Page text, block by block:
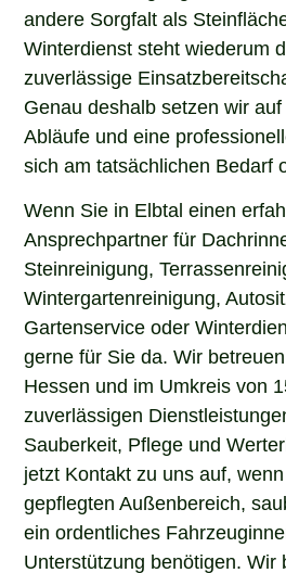
andere Sorgfalt als
Winterdienst steht wiederum
zuverlässige
Genau deshalb setzen wir
Abläufe und eine
sich am tatsächlichen Bedarf
Wenn Sie in Elbtal einen
Ansprechpartner für
Steinreinigung,
Wintergartenreinigung,
Gartenservice oder
gerne für Sie da. Wir
Hessen und im Umkreis von
zuverlässigen
Sauberkeit, Pflege und
jetzt Kontakt zu uns auf,
gepflegten Außenbereich,
ein ordentliches
Unterstützung benötigen. Wir